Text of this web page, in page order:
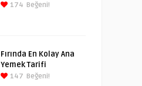
174 Beğeni!
Fırında En Kolay Ana
Yemek Tarifi
147 Beğeni!